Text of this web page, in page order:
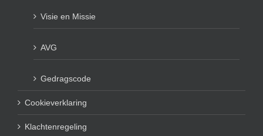
Visie en Missie
AVG
Gedragscode
Cookieverklaring
Klachtenregeling